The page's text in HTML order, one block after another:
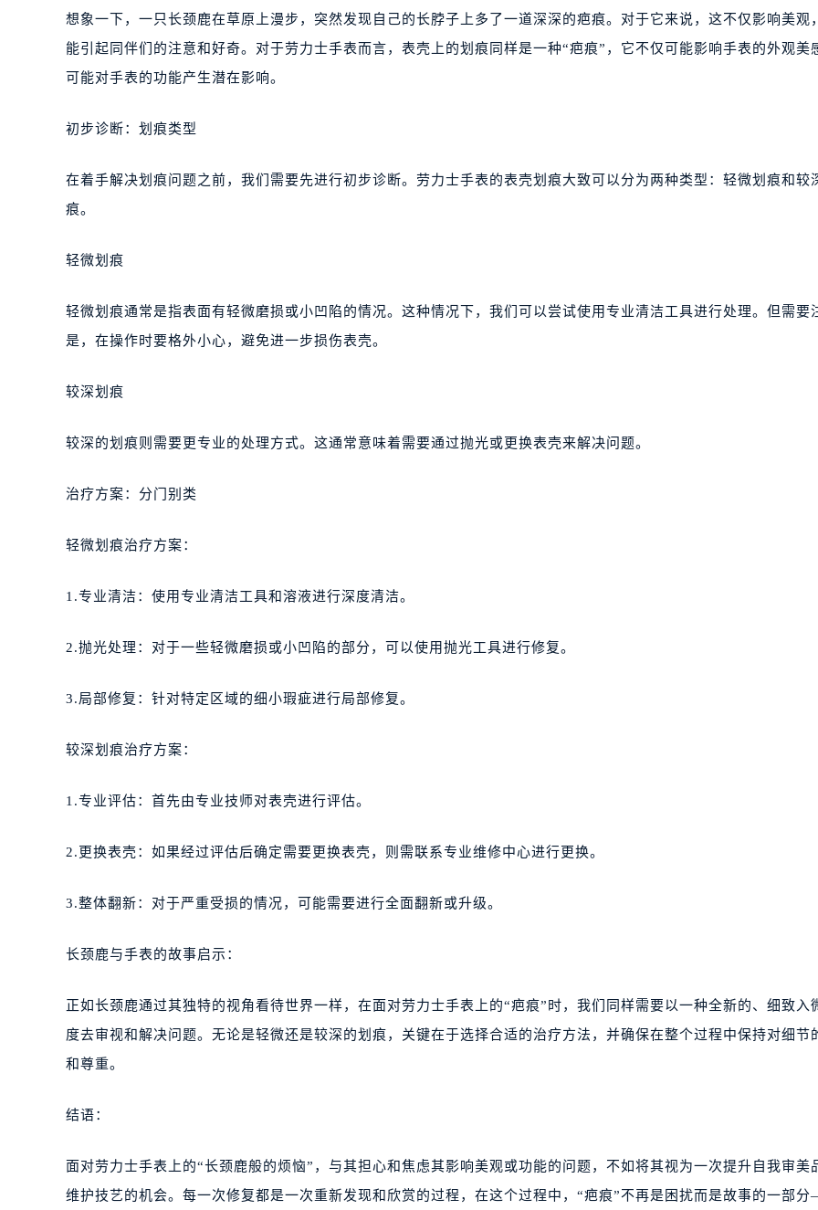
想象一下，一只长颈鹿在草原上漫步，突然发现自己的长脖子上多了一道深深的疤痕。对于它来说，这不仅影响美观
能引起同伴们的注意和好奇。对于劳力士手表而言，表壳上的划痕同样是一种“疤痕”，它不仅可能影响手表的外观美
可能对手表的功能产生潜在影响。
初步诊断：划痕类型
在着手解决划痕问题之前，我们需要先进行初步诊断。劳力士手表的表壳划痕大致可以分为两种类型：轻微划痕和较
痕。
轻微划痕
轻微划痕通常是指表面有轻微磨损或小凹陷的情况。这种情况下，我们可以尝试使用专业清洁工具进行处理。但需要
是，在操作时要格外小心，避免进一步损伤表壳。
较深划痕
较深的划痕则需要更专业的处理方式。这通常意味着需要通过抛光或更换表壳来解决问题。
治疗方案：分门别类
轻微划痕治疗方案：
1.专业清洁：使用专业清洁工具和溶液进行深度清洁。
2.抛光处理：对于一些轻微磨损或小凹陷的部分，可以使用抛光工具进行修复。
3.局部修复：针对特定区域的细小瑕疵进行局部修复。
较深划痕治疗方案：
1.专业评估：首先由专业技师对表壳进行评估。
2.更换表壳：如果经过评估后确定需要更换表壳，则需联系专业维修中心进行更换。
3.整体翻新：对于严重受损的情况，可能需要进行全面翻新或升级。
长颈鹿与手表的故事启示：
正如长颈鹿通过其独特的视角看待世界一样，在面对劳力士手表上的“疤痕”时，我们同样需要以一种全新的、细致入
度去审视和解决问题。无论是轻微还是较深的划痕，关键在于选择合适的治疗方法，并确保在整个过程中保持对细节
和尊重。
结语：
面对劳力士手表上的“长颈鹿般的烦恼”，与其担心和焦虑其影响美观或功能的问题，不如将其视为一次提升自我审美
维护技艺的机会。每一次修复都是一次重新发现和欣赏的过程，在这个过程中，“疤痕”不再是困扰而是故事的一部